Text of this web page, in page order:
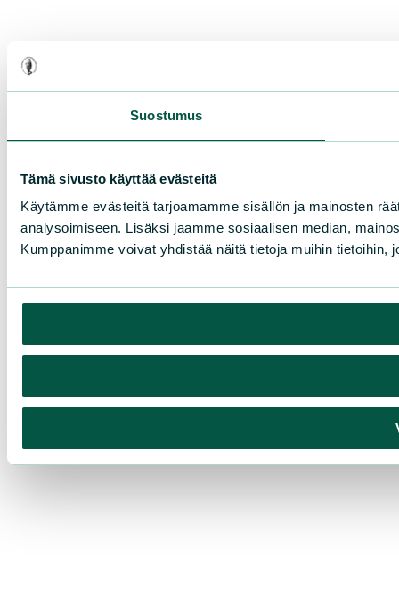
Suostumus
Tämä sivusto käyttää evästeitä
Käytämme evästeitä tarjoamamme sisällön ja mainosten
analysoimiseen. Lisäksi jaamme sosiaalisen median,
Kumppanimme voivat yhdistää näitä tietoja muihin tietoihin,